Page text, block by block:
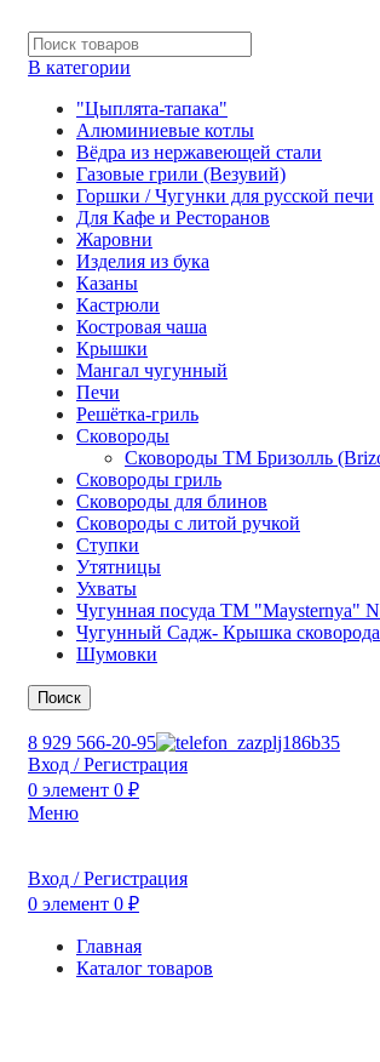
В категории
"Цыплята-тапака"
Алюминиевые котлы
Вёдра из нержавеющей стали
Газовые грили (Везувий)
Горшки / Чугунки для русской печи
Для Кафе и Ресторанов
Жаровни
Изделия из бука
Казаны
Кастрюли
Костровая чаша
Крышки
Мангал чугунный
Печи
Решётка-гриль
Сковороды
Сковороды ТМ Бризолль
Сковороды гриль
Сковороды для блинов
Сковороды с литой ручкой
Ступки
Утятницы
Ухваты
Чугунная посуда TM "Maysternya"
Чугунный Садж- Крышка сковорода
Шумовки
Поиск
8 929 566-20-95
Вход / Регистрация
0 элемент 0 ₽
Меню
Вход / Регистрация
0 элемент 0 ₽
Главная
Каталог товаров